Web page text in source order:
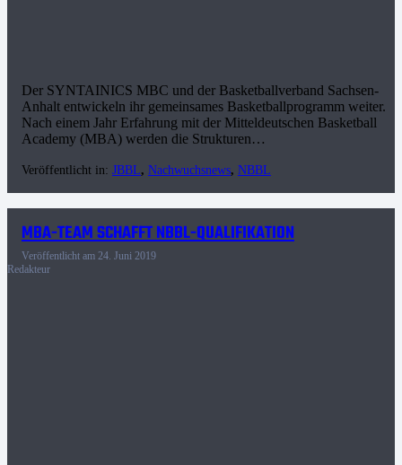
Der SYNTAINICS MBC und der Basketballverband Sachsen-
Anhalt entwickeln ihr gemeinsames Basketballprogramm weiter.
Nach einem Jahr Erfahrung mit der Mitteldeutschen Basketball
Academy (MBA) werden die Strukturen…
Veröffentlicht in: JBBL, Nachwuchsnews, NBBL
MBA-TEAM SCHAFFT NBBL-QUALIFIKATION
Veröffentlicht am 24. Juni 2019
Redakteur